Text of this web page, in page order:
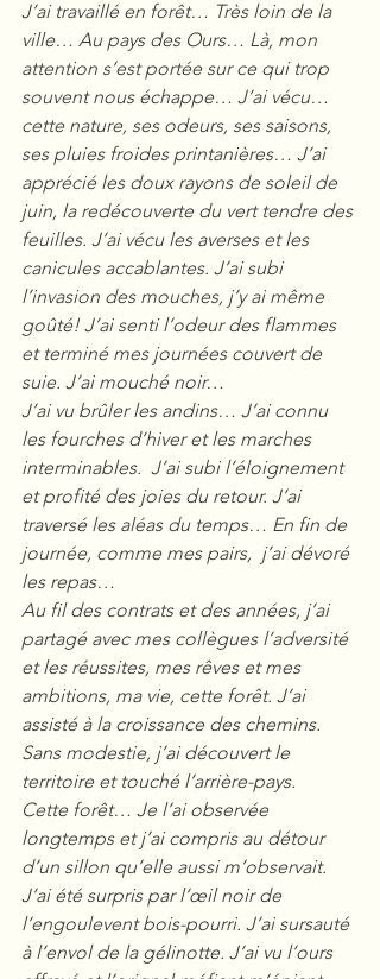
J’ai travaillé en forêt… Très loin de la
ville… Au pays des Ours… Là, mon
attention s’est portée sur ce qui trop
souvent nous échappe… J’ai vécu…
cette nature, ses odeurs, ses saisons,
ses pluies froides printanières… J’ai
apprécié les doux rayons de soleil de
juin, la redécouverte du vert tendre des
feuilles. J’ai vécu les averses et les
canicules accablantes. J’ai subi
l’invasion des mouches, j’y ai même
goûté! J’ai senti l’odeur des flammes
et terminé mes journées couvert de
suie. J’ai mouché noir…
J’ai vu brûler les andins… J’ai connu
les fourches d’hiver et les marches
interminables.  J’ai subi l’éloignement
et profité des joies du retour. J’ai
traversé les aléas du temps… En fin de
journée, comme mes pairs,  j’ai dévoré
les repas…
Au fil des contrats et des années, j’ai
partagé avec mes collègues l’adversité
et les réussites, mes rêves et mes
ambitions, ma vie, cette forêt. J’ai
assisté à la croissance des chemins.
Sans modestie, j’ai découvert le
territoire et touché l’arrière-pays.
Cette forêt… Je l’ai observée
longtemps et j’ai compris au détour
d’un sillon qu’elle aussi m’observait.
J’ai été surpris par l’œil noir de
l’engoulevent bois-pourri. J’ai sursauté
à l’envol de la gélinotte. J’ai vu l’ours